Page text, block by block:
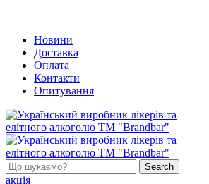
Новини
Доставка
Оплата
Контакти
Опитування
Search
акція